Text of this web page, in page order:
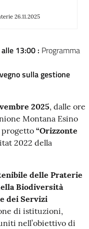
26.11.2025
13:00 : Programma
sulla gestione
2025, dalle ore
Montana Esino
progetto “Orizzonte
2022 della
delle Praterie
Biodiversità
dei Servizi
di istituzioni,
nell’obiettivo di